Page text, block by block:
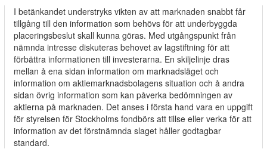
I betänkandet understryks vikten av att marknaden snabbt får
tillgång till den information som behövs för att underbyggda
placeringsbeslut skall kunna göras. Med utgångspunkt från
nämnda intresse diskuteras behovet av lagstiftning för att
förbättra informationen till investerarna. En skiljelinje dras
mellan å ena sidan information om marknadsläget och
information om aktiemarknadsbolagens situation och å andra
sidan övrig information som kan påverka bedömningen av
aktierna på marknaden. Det anses i första hand vara en uppgift
för styrelsen för Stockholms fondbörs att tillse eller verka för att
information av det förstnämnda slaget håller godtagbar
standard.